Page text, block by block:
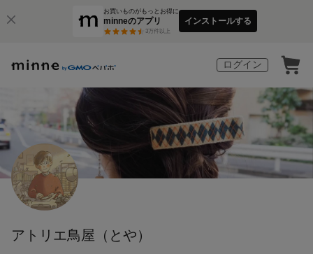
お買いものがもっとお得に
minneのアプリ
3万件以上
インストールする
ログイン
アトリエ鳥屋（とや）